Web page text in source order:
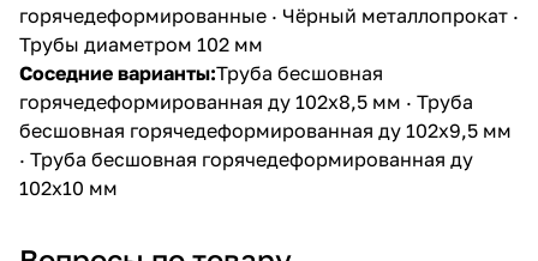
горячедеформированные · Чёрный металлопрокат ·
Трубы диаметром 102 мм
Соседние варианты:Труба бесшовная
горячедеформированная ду 102х8,5 мм · Труба
бесшовная горячедеформированная ду 102х9,5 мм
· Труба бесшовная горячедеформированная ду
102х10 мм